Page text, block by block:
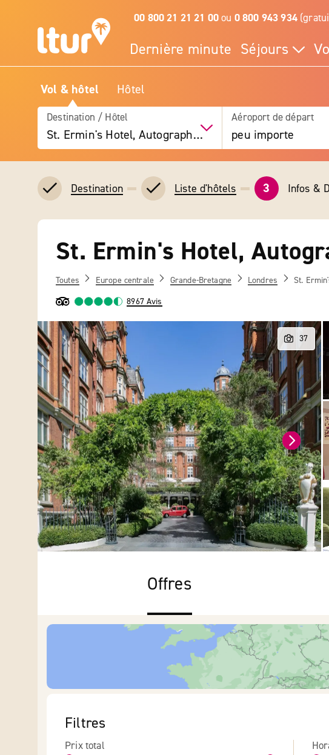
00 800 21 21 21 00ou 0 800 943 934
Dernière minute Séjours
Vol & hôtel Hôtel
Destination / Hôtel
St. Ermin's Hotel, Autograph Collection
Aéroport de départ
peu importe
Destination Liste d'hôtels 3 Infos &
St. Ermin's Hotel,
Toutes Europe centrale Grande-Bretagne Londres St.
8967 Avis
Offres
Filtres
Prix total